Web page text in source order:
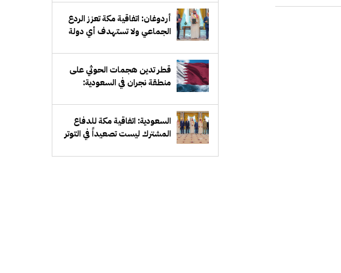
أردوغان: اتفاقية مكة تعزز الردع
الجماعي ولا تستهدف أي دولة
قطر تدين هجمات الحوثي على
منطقة نجران في السعودية:
السعودية: اتفاقية مكة للدفاع
المشترك ليست تصعيداً في التوتر